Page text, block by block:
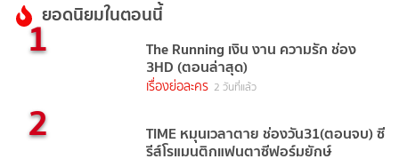
ยอดนิยมในตอนนี้
1 The Running เงิน งาน ความรัก ช่อง
3HD (ตอนล่าสุด)
เรื่องย่อละคร 2 วันที่แล้ว
2 TIME หมุนเวลาตาย ช่องวัน31(ตอนจบ) ซี
รีส์โรแมนติกแฟนตาซีฟอร์มยักษ์